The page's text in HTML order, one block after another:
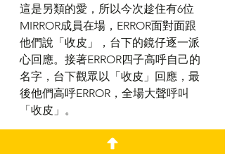
這是另類的愛，所以今次趁住有6位
MIRROR成員在場，ERROR面對面跟
他們說「收皮」，台下的鏡仔逐一派
心回應。接著ERROR四子高呼自己的
名字，台下觀眾以「收皮」回應，最
後他們高呼ERROR，全場大聲呼叫
「收皮」。